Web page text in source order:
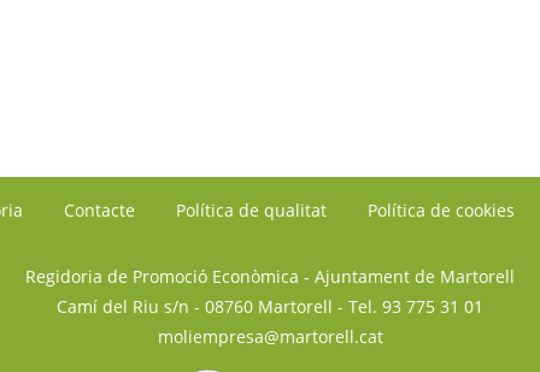
Contacte Política de qualitat Política de cookies
Regidoria de Promoció Econòmica - Ajuntament de Martorell
Camí del Riu s/n - 08760 Martorell - Tel. 93 775 31 01
moliempresa@martorell.cat